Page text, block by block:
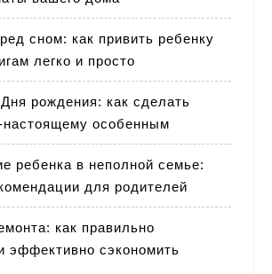
сном: как привить ребенку
легко и просто
рождения: как сделать
настоящему особенным
ребенка в неполной семье:
для родителей
как правильно
эффективно сэкономить